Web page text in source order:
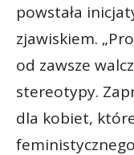
powstała
zjawiskiem.
od zawsze
stereotypy.
dla kobiet,